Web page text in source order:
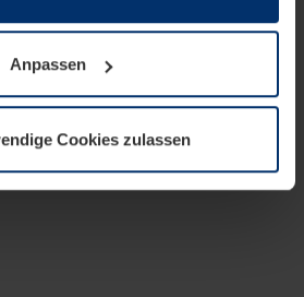
dieser Seite unbedingt
anderen Cookie-Typen benötigen
Einwilligung können Sie jederzeit
unserer Website ändern oder
Anpassen
Cookies zulassen